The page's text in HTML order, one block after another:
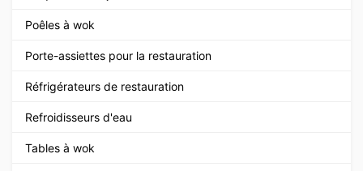
Poêles à wok
Porte-assiettes pour la restauration
Réfrigérateurs de restauration
Refroidisseurs d'eau
Tables à wok